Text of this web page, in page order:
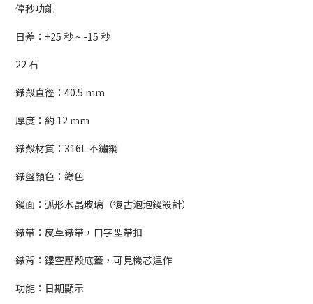
停秒功能
日差：+25 秒 ~ -15 秒
22 石
錶殼直徑：40.5 mm
厚度：約 12 mm
錶殼材質：316L 不鏽鋼
錶盤顏色：綠色
鏡面：弧形水晶玻璃（復古泡泡鏡設計）
錶帶：皮革錶帶，ㄇ字型帶扣
錶背：鏤空壓殼底蓋，可見機芯運作
功能：日期顯示